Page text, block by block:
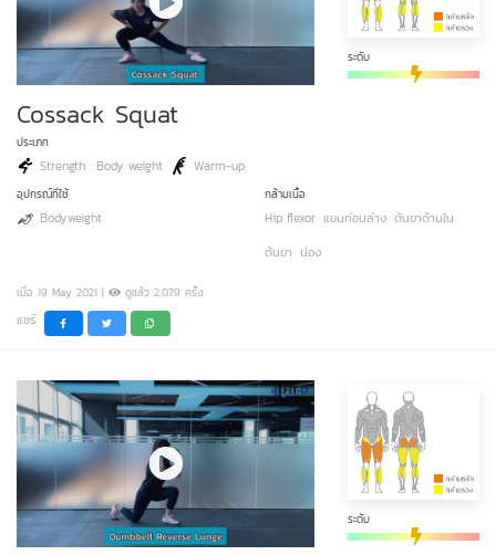
ระดับ
Cossack Squat
ประเภท
Strength : Body weight Warm-up
อุปกรณ์ที่ใช้
Bodyweight
กล้ามเนื้อ
Hip flexor แขนท่อนล่าง ต้นขาด้านใน
ต้นขา น่อง
เมื่อ 19 May 2021 | ดูแล้ว 2,079 ครั้ง
แชร์
ระดับ